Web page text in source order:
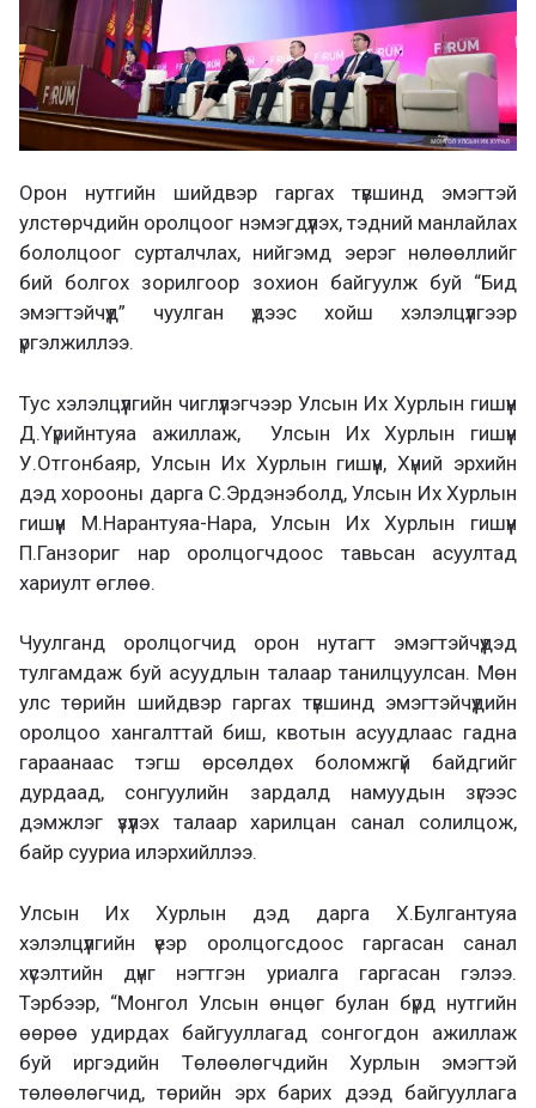
Орон нутгийн шийдвэр гаргах түвшинд эмэгтэй
улстөрчдийн оролцоог нэмэгдүүлэх, тэдний манлайлах
бололцоог сурталчлах, нийгэмд эерэг нөлөөллийг
бий болгох зорилгоор зохион байгуулж буй “Бид
эмэгтэйчүүд” чуулган үдээс хойш хэлэлцүүлгээр
үргэлжиллээ.
Тус хэлэлцүүлгийн чиглүүлэгчээр Улсын Их Хурлын гишүүн
Д.Үүрийнтуяа ажиллаж, Улсын Их Хурлын гишүүн
У.Отгонбаяр, Улсын Их Хурлын гишүүн, Хүний эрхийн
дэд хорооны дарга С.Эрдэнэболд, Улсын Их Хурлын
гишүүн М.Нарантуяа-Нара, Улсын Их Хурлын гишүүн
П.Ганзориг нар оролцогчдоос тавьсан асуултад
хариулт өглөө.
Чуулганд оролцогчид орон нутагт эмэгтэйчүүдэд
тулгамдаж буй асуудлын талаар танилцуулсан. Мөн
улс төрийн шийдвэр гаргах түвшинд эмэгтэйчүүдийн
оролцоо хангалттай биш, квотын асуудлаас гадна
гараанаас тэгш өрсөлдөх боломжгүй байдгийг
дурдаад, сонгуулийн зардалд намуудын зүгээс
дэмжлэг үзүүлэх талаар харилцан санал солилцож,
байр сууриа илэрхийллээ.
Улсын Их Хурлын дэд дарга Х.Булгантуяа
хэлэлцүүлгийн үеэр оролцогсдоос гаргасан санал
хүсэлтийн дүнг нэгтгэн уриалга гаргасан гэлээ.
Тэрбээр, “Монгол Улсын өнцөг булан бүрд нутгийн
өөрөө удирдах байгууллагад сонгогдон ажиллаж
буй иргэдийн Төлөөлөгчдийн Хурлын эмэгтэй
төлөөлөгчид, төрийн эрх барих дээд байгууллага